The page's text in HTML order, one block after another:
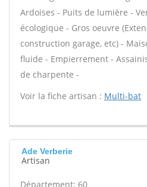
Ardoises - Puits de lumière -
écologique - Gros oeuvre
construction garage, etc) -
fluide - Empierrement -
de charpente -
Voir la fiche artisan : Multi-bat
Ade Verberie
Artisan
Département: 60